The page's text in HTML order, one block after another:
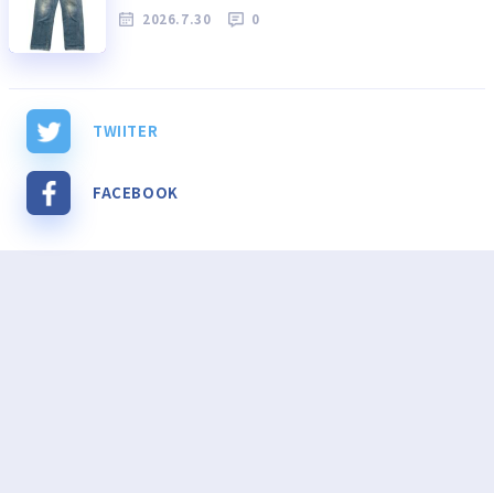
2026.7.30 0
TWIITER
FACEBOOK